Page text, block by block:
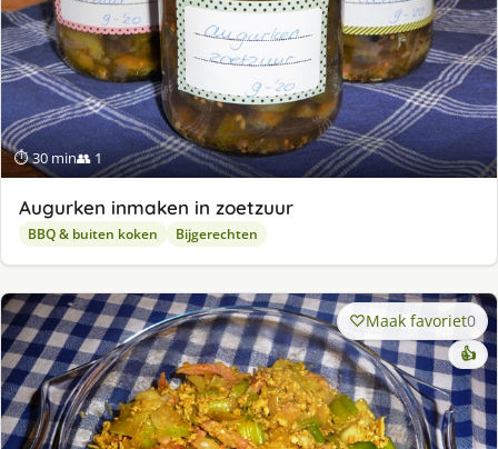
⏱ 30 min👥 1
Augurken inmaken in zoetzuur
BBQ & buiten koken Bijgerechten
Maak favoriet0
👍